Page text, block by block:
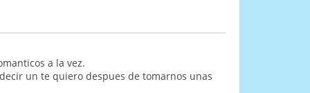
a la vez.
un te quiero despues de tomarnos unas